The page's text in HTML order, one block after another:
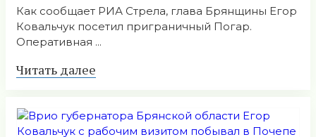
Как сообщает РИА Стрела, глава Брянщины Егор
Ковальчук посетил приграничный Погар.
Оперативная ...
Читать далее